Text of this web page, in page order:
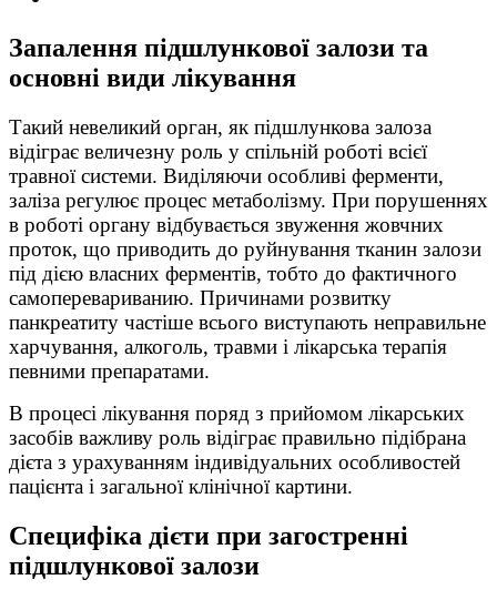
Запалення підшлункової залози та
основні види лікування
Такий невеликий орган, як підшлункова залоза
відіграє величезну роль у спільній роботі всієї
травної системи. Виділяючи особливі ферменти,
заліза регулює процес метаболізму. При порушеннях
в роботі органу відбувається звуження жовчних
проток, що приводить до руйнування тканин залози
під дією власних ферментів, тобто до фактичного
самоперевариванию. Причинами розвитку
панкреатиту частіше всього виступають неправильне
харчування, алкоголь, травми і лікарська терапія
певними препаратами.
В процесі лікування поряд з прийомом лікарських
засобів важливу роль відіграє правильно підібрана
дієта з урахуванням індивідуальних особливостей
пацієнта і загальної клінічної картини.
Специфіка дієти при загостренні
підшлункової залози